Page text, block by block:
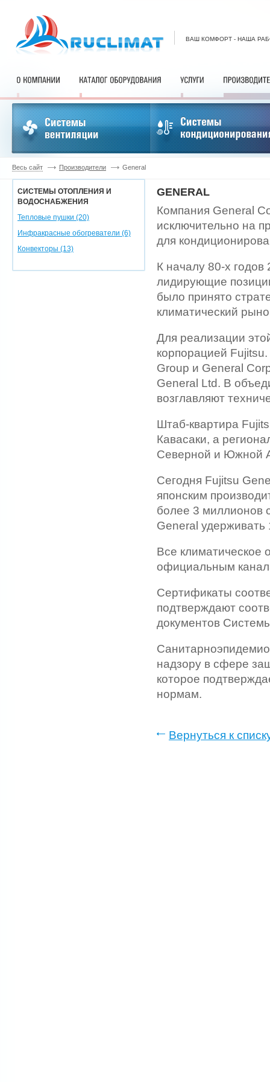
ВАШ КОМФОРТ - НАША
Весь сайт Производители General
СИСТЕМЫ ОТОПЛЕНИЯ И
ВОДОСНАБЖЕНИЯ
Тепловые пушки (20)
Инфракрасные обогреватели (6)
Конвекторы (13)
GENERAL
Компания General
исключительно на
для
К началу 80-х годов
лидирующие
было принято
климатический
Для реализации
корпорацией
Group и General
General Ltd. В
возглавляют
Штаб-квартира
Кавасаки, а
Северной и Южной
Сегодня Fujitsu
японским
более 3 миллионов
General
Все климатическое
официальным
Сертификаты
подтверждают
документов
надзору в сфере
которое
нормам.
Вернуться к